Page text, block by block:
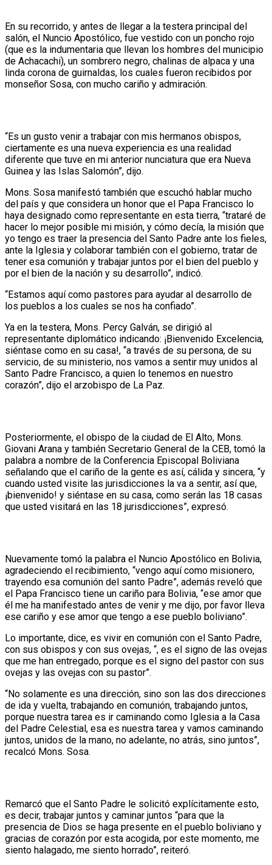
En su recorrido, y antes de llegar a la testera principal del
salón, el Nuncio Apostólico, fue vestido con un poncho rojo
(que es la indumentaria que llevan los hombres del municipio
de Achacachi), un sombrero negro, chalinas de alpaca y una
linda corona de guirnaldas, los cuales fueron recibidos por
monseñor Sosa, con mucho cariño y admiración.
“Es un gusto venir a trabajar con mis hermanos obispos,
ciertamente es una nueva experiencia es una realidad
diferente que tuve en mi anterior nunciatura que era Nueva
Guinea y las Islas Salomón”, dijo.
Mons. Sosa manifestó también que escuchó hablar mucho
del país y que considera un honor que el Papa Francisco lo
haya designado como representante en esta tierra, “trataré de
hacer lo mejor posible mi misión, y cómo decía, la misión que
yo tengo es traer la presencia del Santo Padre ante los fieles,
ante la Iglesia y colaborar también con el gobierno, tratar de
tener esa comunión y trabajar juntos por el bien del pueblo y
por el bien de la nación y su desarrollo”, indicó.
“Estamos aquí como pastores para ayudar al desarrollo de
los pueblos a los cuales se nos ha confiado”.
Ya en la testera, Mons. Percy Galván, se dirigió al
representante diplomático indicando: ¡Bienvenido Excelencia,
siéntase como en su casa!, “a través de su persona, de su
servicio, de su ministerio, nos vamos a sentir muy unidos al
Santo Padre Francisco, a quien lo tenemos en nuestro
corazón”, dijo el arzobispo de La Paz.
Posteriormente, el obispo de la ciudad de El Alto, Mons.
Giovani Arana y también Secretario General de la CEB, tomó la
palabra a nombre de la Conferencia Episcopal Boliviana
señalando que el cariño de la gente es así, cálida y sincera, “y
cuando usted visite las jurisdicciones la va a sentir, así que,
¡bienvenido! y siéntase en su casa, como serán las 18 casas
que usted visitará en las 18 jurisdicciones”, expresó.
Nuevamente tomó la palabra el Nuncio Apostólico en Bolivia,
agradeciendo el recibimiento, “vengo aquí como misionero,
trayendo esa comunión del santo Padre”, además reveló que
el Papa Francisco tiene un cariño para Bolivia, “ese amor que
él me ha manifestado antes de venir y me dijo, por favor lleva
ese cariño y ese amor que tengo a ese pueblo boliviano”.
Lo importante, dice, es vivir en comunión con el Santo Padre,
con sus obispos y con sus ovejas, “, es el signo de las ovejas
que me han entregado, porque es el signo del pastor con sus
ovejas y las ovejas con su pastor”.
“No solamente es una dirección, sino son las dos direcciones
de ida y vuelta, trabajando en comunión, trabajando juntos,
porque nuestra tarea es ir caminando como Iglesia a la Casa
del Padre Celestial, esa es nuestra tarea y vamos caminando
juntos, unidos de la mano, no adelante, no atrás, sino juntos”,
recalcó Mons. Sosa.
Remarcó que el Santo Padre le solicitó explícitamente esto,
es decir, trabajar juntos y caminar juntos “para que la
presencia de Dios se haga presente en el pueblo boliviano y
gracias de corazón por esta acogida, por este momento, me
siento halagado, me siento horrado”, reiteró.